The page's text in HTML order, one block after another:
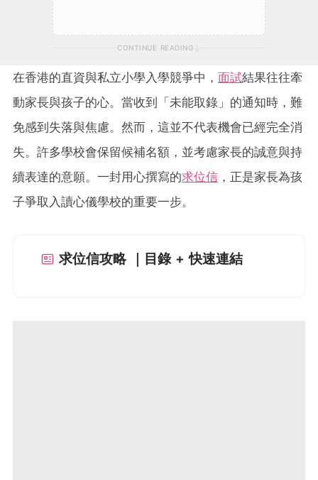
CONTINUE READING
在香港的直資與私立小學入學競爭中， 面試結果往往牽
動家長與孩子的心。當收到「未能取錄」的通知時，難
免感到失落與焦慮。然而，這並不代表機會已經完全消
失。許多學校會保留候補名額，並考慮家長的誠意與持
續表達的意願。一封用心撰寫的求位信 ，正是家長為孩
子爭取入讀心儀學校的重要一步。
求位信攻略 ｜目錄 + 快速連結